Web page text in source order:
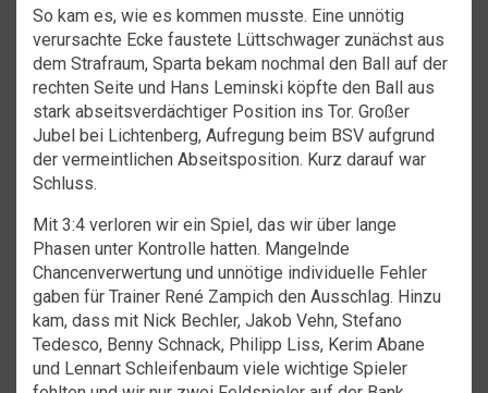
So kam es, wie es kommen musste. Eine unnötig
verursachte Ecke faustete Lüttschwager zunächst aus
dem Strafraum, Sparta bekam nochmal den Ball auf der
rechten Seite und Hans Leminski köpfte den Ball aus
stark abseitsverdächtiger Position ins Tor. Großer
Jubel bei Lichtenberg, Aufregung beim BSV aufgrund
der vermeintlichen Abseitsposition. Kurz darauf war
Schluss.
Mit 3:4 verloren wir ein Spiel, das wir über lange
Phasen unter Kontrolle hatten. Mangelnde
Chancenverwertung und unnötige individuelle Fehler
gaben für Trainer René Zampich den Ausschlag. Hinzu
kam, dass mit Nick Bechler, Jakob Vehn, Stefano
Tedesco, Benny Schnack, Philipp Liss, Kerim Abane
und Lennart Schleifenbaum viele wichtige Spieler